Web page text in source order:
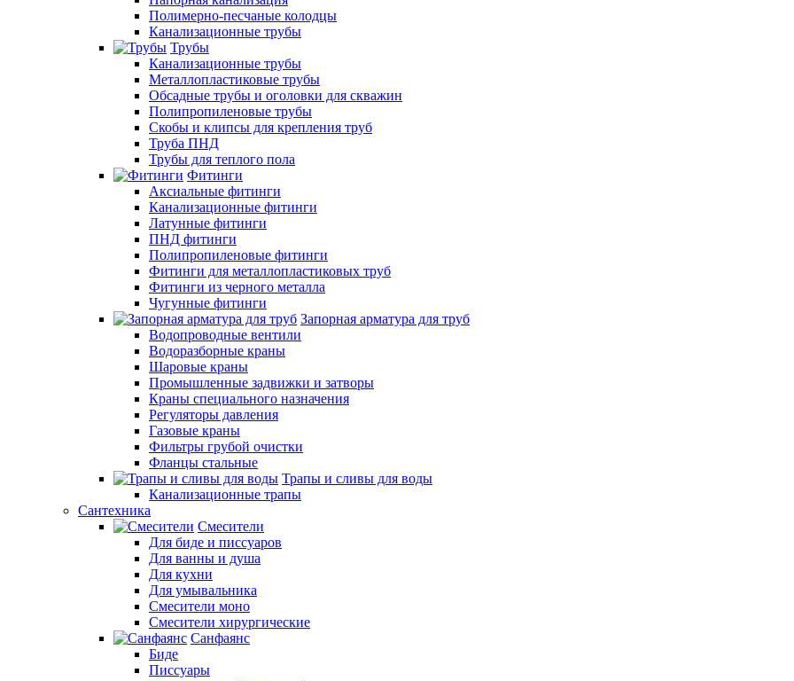
Полимерно-песчаные колодцы
Канализационные трубы
Трубы
Канализационные трубы
Металлопластиковые трубы
Обсадные трубы и оголовки для скважин
Полипропиленовые трубы
Скобы и клипсы для крепления труб
Труба ПНД
Трубы для теплого пола
Фитинги
Аксиальные фитинги
Канализационные фитинги
Латунные фитинги
ПНД фитинги
Полипропиленовые фитинги
Фитинги для металлопластиковых труб
Фитинги из черного металла
Чугунные фитинги
Запорная арматура для труб
Водопроводные вентили
Водоразборные краны
Шаровые краны
Промышленные задвижки и затворы
Краны специального назначения
Регуляторы давления
Газовые краны
Фильтры грубой очистки
Фланцы стальные
Трапы и сливы для воды
Канализационные трапы
Сантехника
Смесители
Для биде и писсуаров
Для ванны и душа
Для кухни
Для умывальника
Смесители моно
Смесители хирургические
Санфаянс
Биде
Писсуары